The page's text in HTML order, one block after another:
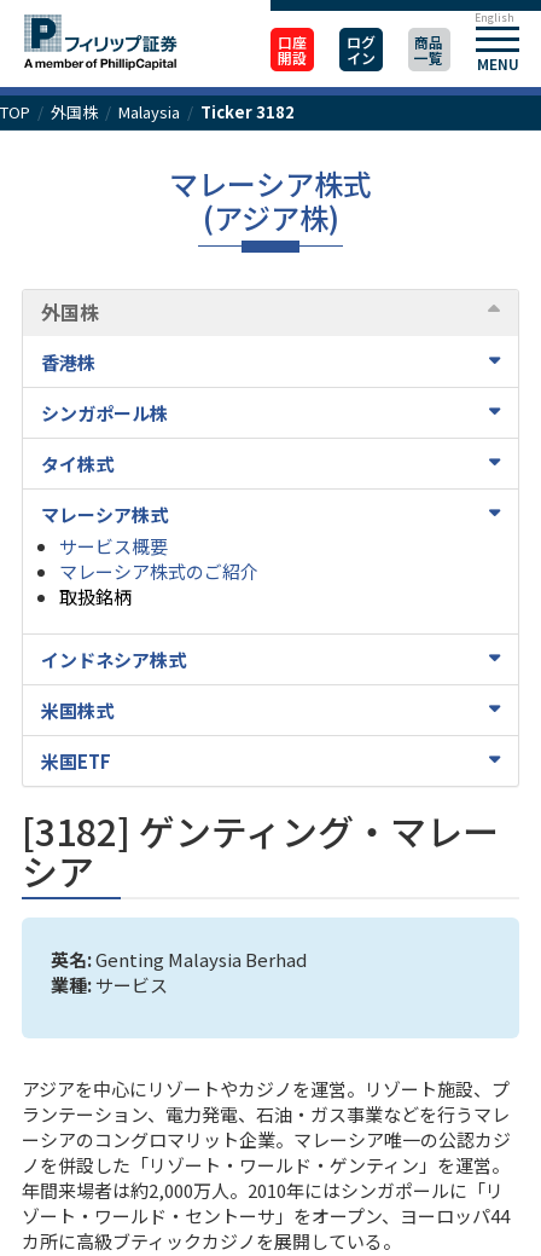
口座
開設
ログ
イン
商品
一覧 MENU
English
TOP / 外国株/ Malaysia / Ticker 3182
マレーシア株式
(アジア株)
外国株
香港株
シンガポール株
タイ株式
マレーシア株式
サービス概要
マレーシア株式のご紹介
取扱銘柄
インドネシア株式
米国株式
米国ETF
[3182] ゲンティング・マレー
シア
英名:Genting Malaysia Berhad
業種:サービス
アジアを中心にリゾートやカジノを運営。リゾート施設、プ
ランテーション、電力発電、石油・ガス事業などを行うマレ
ーシアのコングロマリット企業。マレーシア唯一の公認カジ
ノを併設した「リゾート・ワールド・ゲンティン」を運営。
年間来場者は約2,000万人。2010年にはシンガポールに「リ
ゾート・ワールド・セントーサ」をオープン、ヨーロッパ44
カ所に高級ブティックカジノを展開している。